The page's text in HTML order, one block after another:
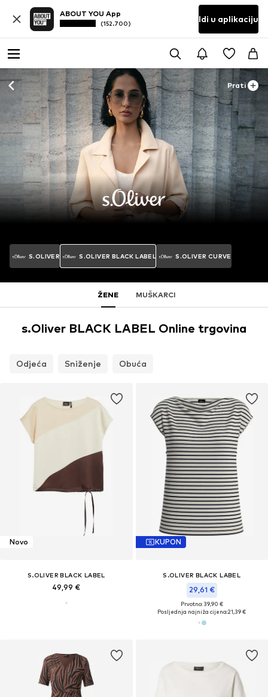
ABOUT YOU App
(152.700) Idi u aplikaciju
Prati
S.OLIVER S.OLIVER BLACK LABEL S.OLIVER CURVE
ŽENE MUŠKARCI
s.Oliver BLACK LABEL Online trgovina
Odjeća Sniženje Obuća
Novo
S.OLIVER BLACK LABEL
49,99 €
KUPON
S.OLIVER BLACK LABEL
29,61 €
Prvotno: 39,90 €
Posljednja najniža cijena:21,39 €